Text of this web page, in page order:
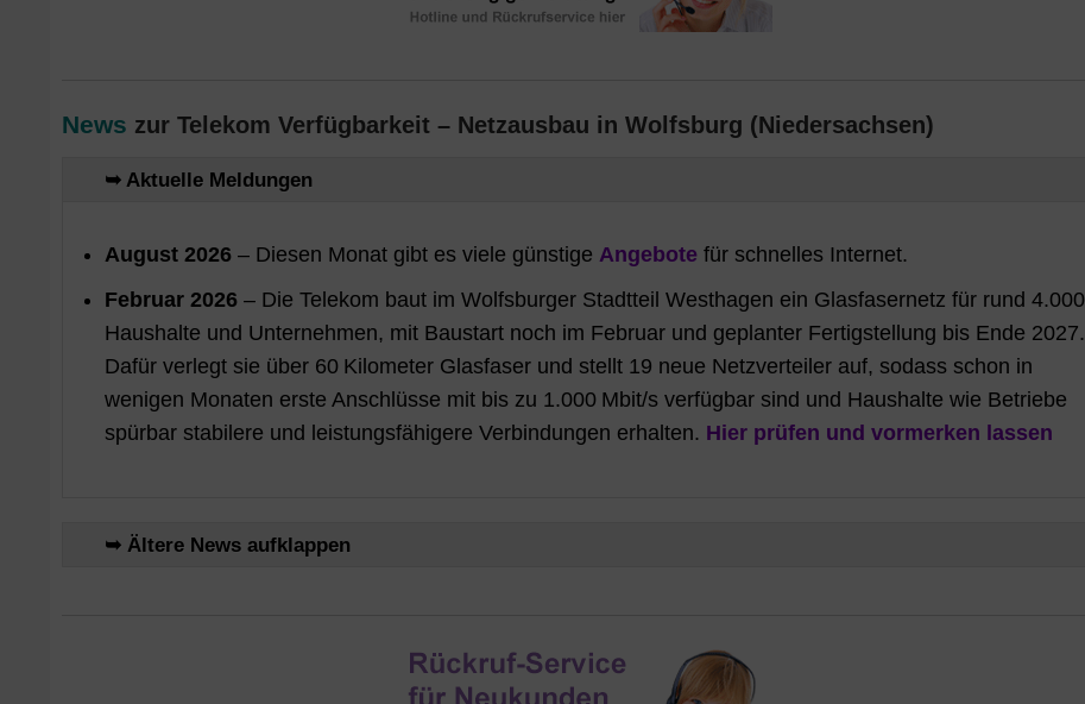
News zur Telekom Verfügbarkeit – Netzausbau in Wolfsburg (Niedersachsen)
➥ Aktuelle Meldungen
August 2026 – Diesen Monat gibt es viele günstige Angebote für schnelles Internet.
Februar 2026 – Die Telekom baut im Wolfsburger Stadtteil Westhagen ein Glasfasernetz für rund 4.000
Haushalte und Unternehmen, mit Baustart noch im Februar und geplanter Fertigstellung bis Ende 2027.
Dafür verlegt sie über 60 Kilometer Glasfaser und stellt 19 neue Netzverteiler auf, sodass schon in
wenigen Monaten erste Anschlüsse mit bis zu 1.000 Mbit/s verfügbar sind und Haushalte wie Betriebe
spürbar stabilere und leistungsfähigere Verbindungen erhalten. Hier prüfen und vormerken lassen
➥ Ältere News aufklappen